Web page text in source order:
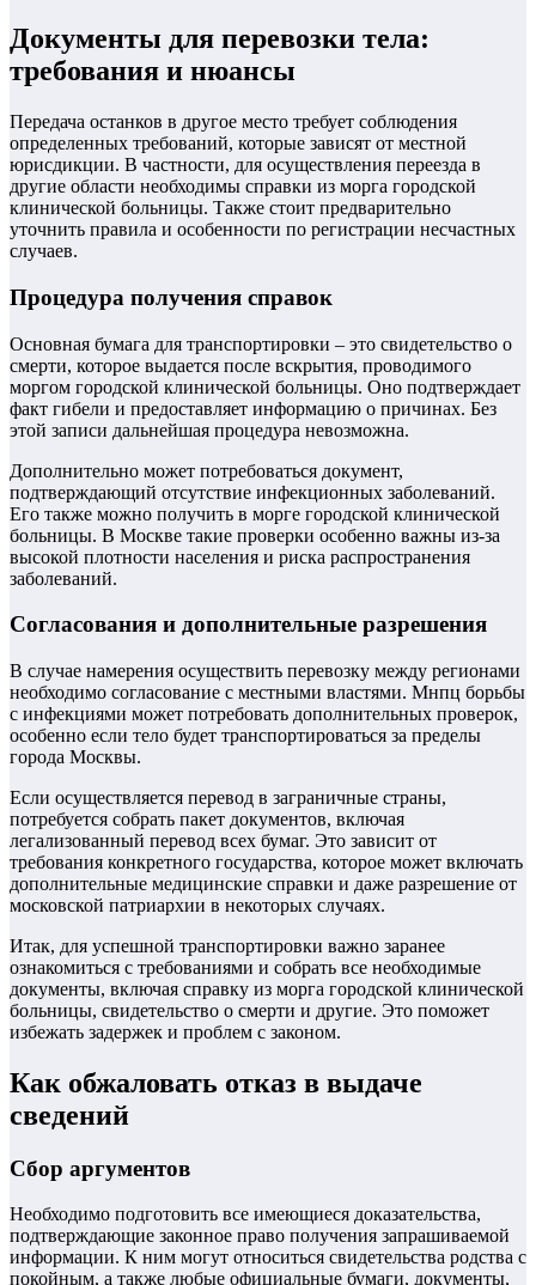
Документы для перевозки тела:
требования и нюансы
Передача останков в другое место требует соблюдения
определенных требований, которые зависят от местной
юрисдикции. В частности, для осуществления переезда в
другие области необходимы справки из морга городской
клинической больницы. Также стоит предварительно
уточнить правила и особенности по регистрации несчастных
случаев.
Процедура получения справок
Основная бумага для транспортировки – это свидетельство о
смерти, которое выдается после вскрытия, проводимого
моргом городской клинической больницы. Оно подтверждает
факт гибели и предоставляет информацию о причинах. Без
этой записи дальнейшая процедура невозможна.
Дополнительно может потребоваться документ,
подтверждающий отсутствие инфекционных заболеваний.
Его также можно получить в морге городской клинической
больницы. В Москве такие проверки особенно важны из-за
высокой плотности населения и риска распространения
заболеваний.
Согласования и дополнительные разрешения
В случае намерения осуществить перевозку между регионами
необходимо согласование с местными властями. Мнпц борьбы
с инфекциями может потребовать дополнительных проверок,
особенно если тело будет транспортироваться за пределы
города Москвы.
Если осуществляется перевод в заграничные страны,
потребуется собрать пакет документов, включая
легализованный перевод всех бумаг. Это зависит от
требования конкретного государства, которое может включать
дополнительные медицинские справки и даже разрешение от
московской патриархии в некоторых случаях.
Итак, для успешной транспортировки важно заранее
ознакомиться с требованиями и собрать все необходимые
документы, включая справку из морга городской клинической
больницы, свидетельство о смерти и другие. Это поможет
избежать задержек и проблем с законом.
Как обжаловать отказ в выдаче
сведений
Сбор аргументов
Необходимо подготовить все имеющиеся доказательства,
подтверждающие законное право получения запрашиваемой
информации. К ним могут относиться свидетельства родства с
покойным, а также любые официальные бумаги, документы,